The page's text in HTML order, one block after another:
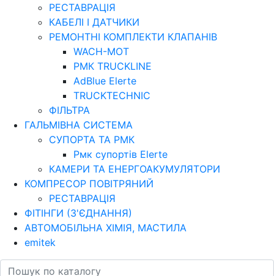
РЕСТАВРАЦІЯ
КАБЕЛІ І ДАТЧИКИ
РЕМОНТНІ КОМПЛЕКТИ КЛАПАНІВ
WACH-MOT
РМК TRUCKLINE
AdBlue Elerte
TRUCKTECHNIC
ФІЛЬТРА
ГАЛЬМІВНА СИСТЕМА
СУПОРТА ТА РМК
Рмк cупортів Elerte
КАМЕРИ ТА ЕНЕРГОАКУМУЛЯТОРИ
КОМПРЕСОР ПОВІТРЯНИЙ
РЕСТАВРАЦІЯ
ФІТІНГИ (З'ЄДНАННЯ)
АВТОМОБІЛЬНА ХІМІЯ, МАСТИЛА
emitek